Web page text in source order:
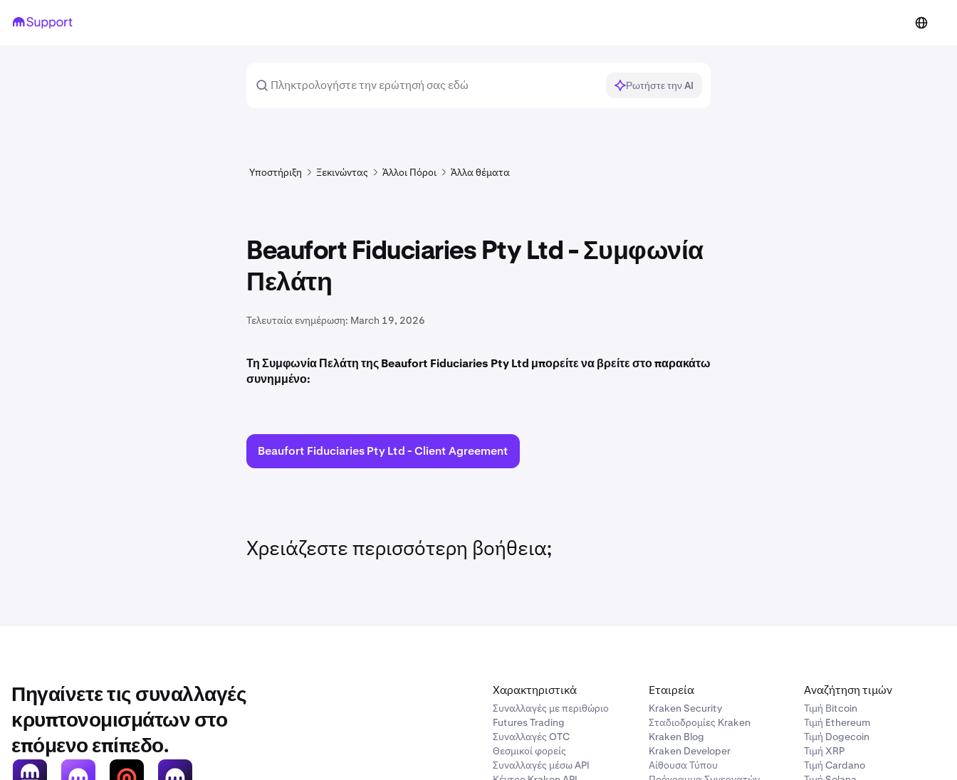
Ρωτήστε την AI
Υποστήριξη Ξεκινώντας Άλλοι Πόροι Άλλα θέματα
Beaufort Fiduciaries Pty Ltd - Συμφωνία
Πελάτη
Τελευταία ενημέρωση: March 19, 2026
Τη Συμφωνία Πελάτη της Beaufort Fiduciaries Pty Ltd μπορείτε να βρείτε στο παρακάτω
συνημμένο:
Beaufort Fiduciaries Pty Ltd - Client Agreement
Χρειάζεστε περισσότερη βοήθεια;
Πηγαίνετε τις συναλλαγές
κρυπτονομισμάτων στο
επόμενο επίπεδο.
Χαρακτηριστικά
Συναλλαγές με περιθώριο
Futures Trading
Συναλλαγές OTC
Θεσμικοί φορείς
Συναλλαγές μέσω API
Εταιρεία
Kraken Security
Σταδιοδρομίες Kraken
Kraken Blog
Kraken Developer
Αίθουσα Τύπου
Αναζήτηση τιμών
Τιμή Βitcoin
Τιμή Ethereum
Τιμή Dogecoin
Τιμή XRP
Τιμή Cardano